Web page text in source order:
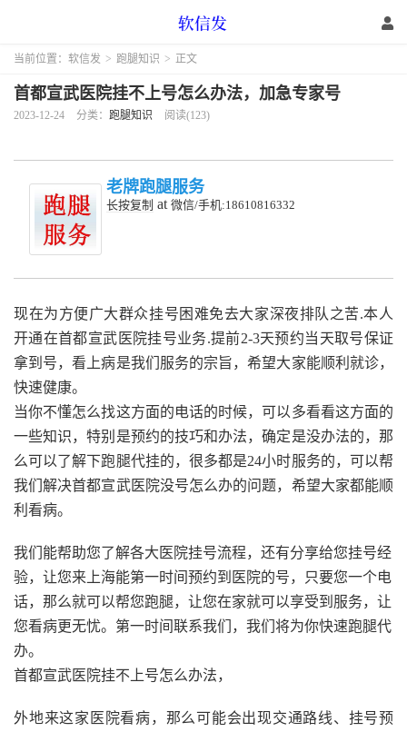
当前位置： 软信发 > 跑腿知识 > 正文
首都宣武医院挂不上号怎么办法，加急专家号
2023-12-24 分类： 跑腿知识 阅读(123)
老牌跑腿服务
长按复制 at 微信/手机:18610816332
现在为方便广大群众挂号困难免去大家深夜排队之苦.本人
开通在首都宣武医院挂号业务.提前2-3天预约当天取号保证
拿到号，看上病是我们服务的宗旨，希望大家能顺利就诊，
快速健康。
当你不懂怎么找这方面的电话的时候，可以多看看这方面的
一些知识，特别是预约的技巧和办法，确定是没办法的，那
么可以了解下跑腿代挂的，很多都是24小时服务的，可以帮
我们解决首都宣武医院没号怎么办的问题，希望大家都能顺
利看病。
我们能帮助您了解各大医院挂号流程，还有分享给您挂号经
验，让您来上海能第一时间预约到医院的号，只要您一个电
话，那么就可以帮您跑腿，让您在家就可以享受到服务，让
您看病更无忧。第一时间联系我们，我们将为你快速跑腿代
办。
首都宣武医院挂不上号怎么办法，
外地来这家医院看病，那么可能会出现交通路线、挂号预